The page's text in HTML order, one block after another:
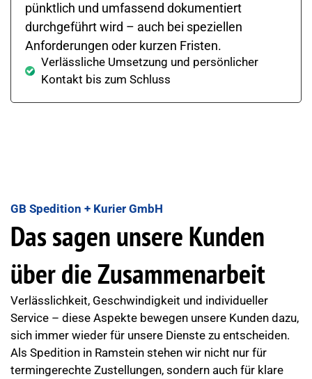
pünktlich und umfassend dokumentiert
durchgeführt wird – auch bei speziellen
Anforderungen oder kurzen Fristen.
Verlässliche Umsetzung und persönlicher
Kontakt bis zum Schluss
GB Spedition + Kurier GmbH
Das sagen unsere Kunden
über die Zusammenarbeit
Verlässlichkeit, Geschwindigkeit und individueller
Service – diese Aspekte bewegen unsere Kunden dazu,
sich immer wieder für unsere Dienste zu entscheiden.
Als Spedition in Ramstein stehen wir nicht nur für
termingerechte Zustellungen, sondern auch für klare